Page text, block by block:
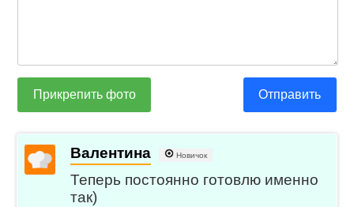
Прикрепить фото Отправить
Валентина Новичок
Теперь постоянно готовлю именно
так)